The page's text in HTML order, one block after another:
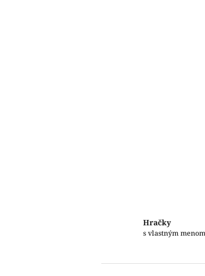
Hračky
s vlastným menom